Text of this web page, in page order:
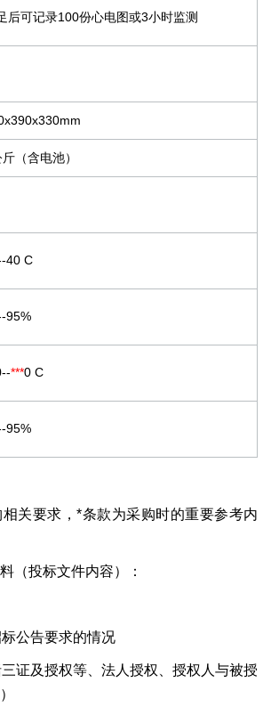
后可记录100份心电图或3小时监测
（含电池）
40 C
95%
***0 C
95%
关要求，*条款为采购时的重要参考内
（投标文件内容）：
公告要求的情况
证及授权等、法人授权、授权人与被授